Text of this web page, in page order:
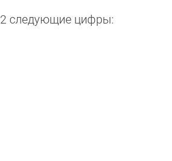
2 следующие цифры: